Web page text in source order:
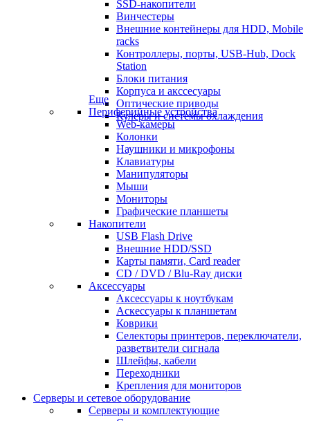
SSD-накопители
Винчестеры
Внешние контейнеры для HDD, Mobile
racks
Контроллеры, порты, USB-Hub, Dock
Station
Блоки питания
Корпуса и акссесуары
Оптические приводы
Кулеры и системы охлаждения
Еще
Периферийные устройства
Web-камеры
Колонки
Наушники и микрофоны
Клавиатуры
Манипуляторы
Мыши
Мониторы
Графические планшеты
Накопители
USB Flash Drive
Внешние HDD/SSD
Карты памяти, Card reader
CD / DVD / Blu-Ray диски
Аксессуары
Аксессуары к ноутбукам
Аскессуары к планшетам
Коврики
Селекторы принтеров, переключатели,
разветвители сигнала
Шлейфы, кабели
Переходники
Крепления для мониторов
Серверы и сетевое оборудование
Серверы и комплектующие